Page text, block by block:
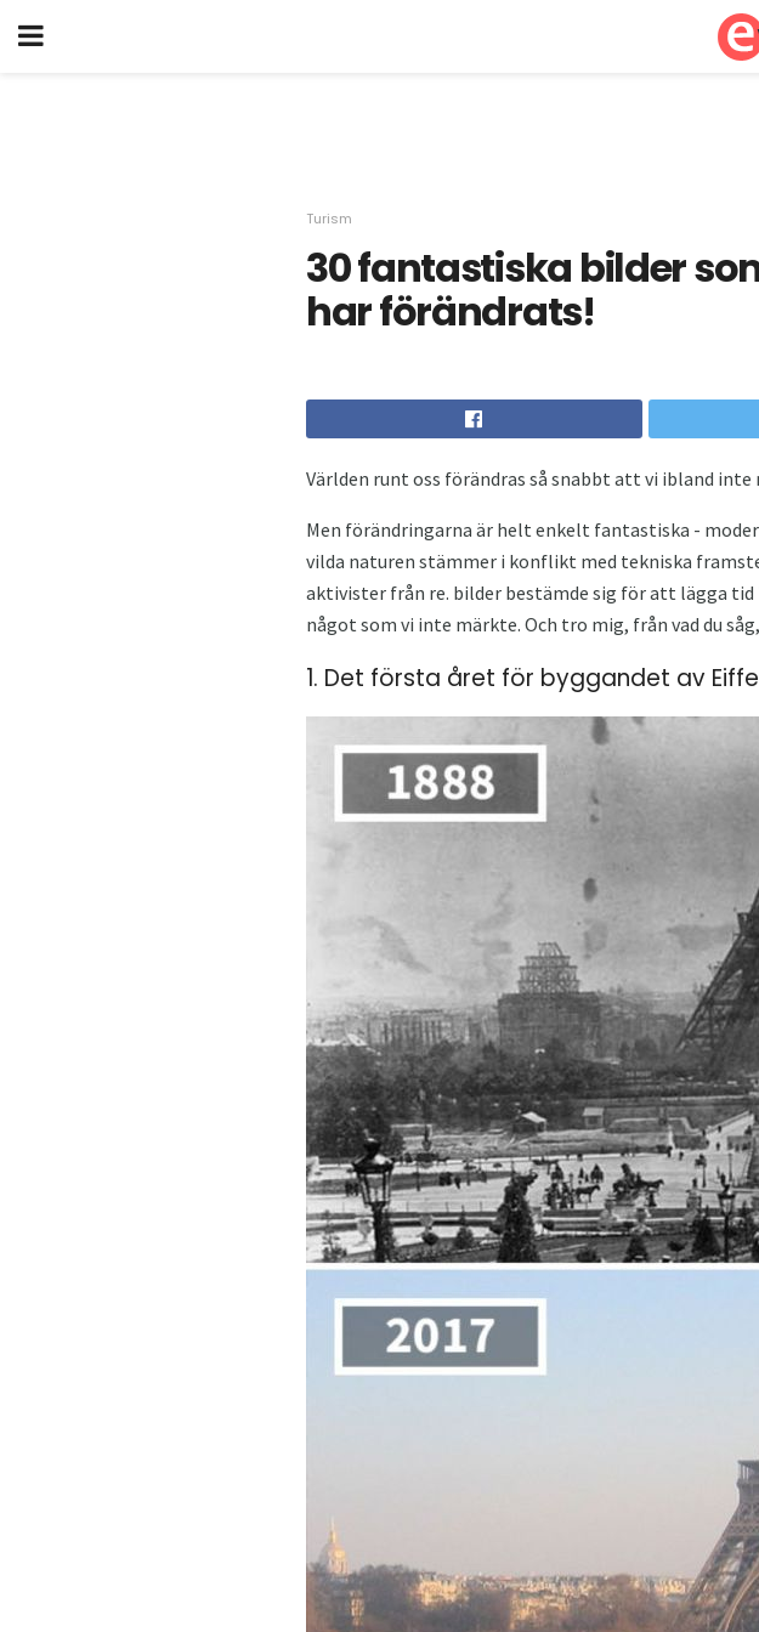
Turism
30 fantastiska bilder
har förändrats!
Världen runt oss förändras så snabbt att vi ibland inte
Men förändringarna är helt enkelt fantastiska -
vilda naturen stämmer i konflikt med tekniska
aktivister från re. bilder bestämde sig för att lägga tid
något som vi inte märkte. Och tro mig, från vad du
1. Det första året för byggandet av